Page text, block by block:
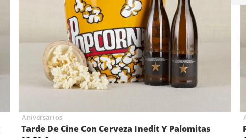
Aniversarios
Tarde De Cine Con Cerveza Inedit Y Palomitas